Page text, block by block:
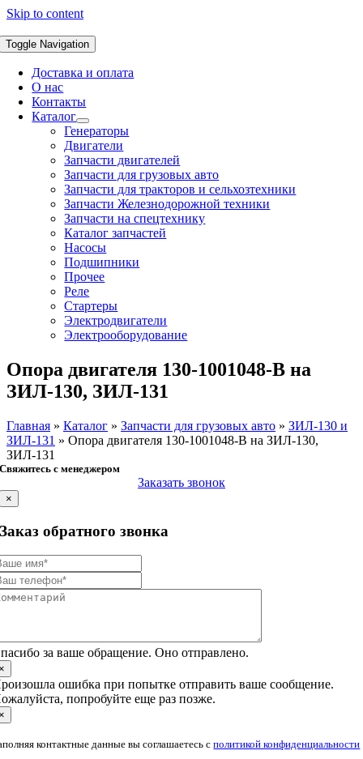
Skip to content
Toggle Navigation
Доставка и оплата
О нас
Контакты
Каталог
Генераторы
Двигатели
Запчасти двигателей
Запчасти для грузовых авто
Запчасти для тракторов и сельхозтехники
Запчасти Железнодорожной техники
Запчасти на спецтехнику
Каталог запчастей
Насосы
Подшипники
Прочее
Реле
Стартеры
Электродвигатели
Электрооборудование
Опора двигателя 130-1001048-В на
ЗИЛ-130, ЗИЛ-131
Главная » Каталог » Запчасти для грузовых авто » ЗИЛ-130 и
ЗИЛ-131 » Опора двигателя 130-1001048-В на ЗИЛ-130,
ЗИЛ-131
Свяжитесь с менеджером
Заказать звонок
×
Заказ обратного звонка
за ваше обращение. Оно отправлено.
ошибка при попытке отправить ваше сообщение.
попробуйте еще раз позже.
контактные данные вы соглашаетесь сполитикой конфиденциальности